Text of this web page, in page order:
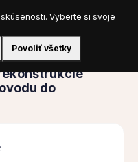
Prihlásiť sa
do
Vyberte si svoje
Povoliť všetky